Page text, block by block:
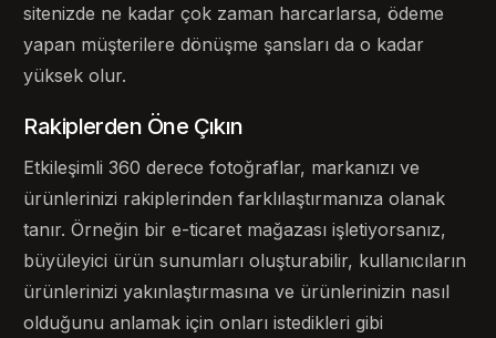
sitenizde ne kadar çok zaman harcarlarsa, ödeme
yapan müşterilere dönüşme şansları da o kadar
yüksek olur.
Rakiplerden Öne Çıkın
Etkileşimli 360 derece fotoğraflar, markanızı ve
ürünlerinizi rakiplerinden farklılaştırmanıza olanak
tanır. Örneğin bir e-ticaret mağazası işletiyorsanız,
büyüleyici ürün sunumları oluşturabilir, kullanıcıların
ürünlerinizi yakınlaştırmasına ve ürünlerinizin nasıl
olduğunu anlamak için onları istedikleri gibi